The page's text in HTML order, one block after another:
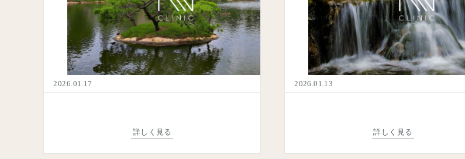
医師のご紹介
お知らせ
採用情報
ご予約のご案内
コンシェルジュ直通
その場で調整
call 03-3289-0202 タップして発信
ご希望を伺い、最短でご予約確定までご案内します。
受付時間：10:00〜18:30／日曜休診
2026.01.17
詳しく見る
2026.01.13
詳しく見る